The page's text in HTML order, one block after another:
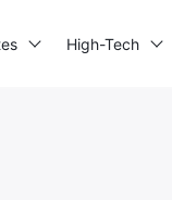
High-Tech